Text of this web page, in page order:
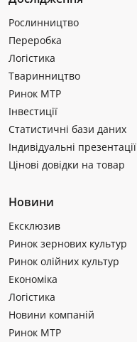
Рослинництво
Переробка
Логістика
Тваринництво
Ринок МТР
Інвестиції
Статистичні бази даних
Індивідуальні презентації
Цінові довідки на товар
Новини
Ексклюзив
Ринок зернових культур
Ринок олійних культур
Економіка
Логістика
Новини компаній
Ринок МТР